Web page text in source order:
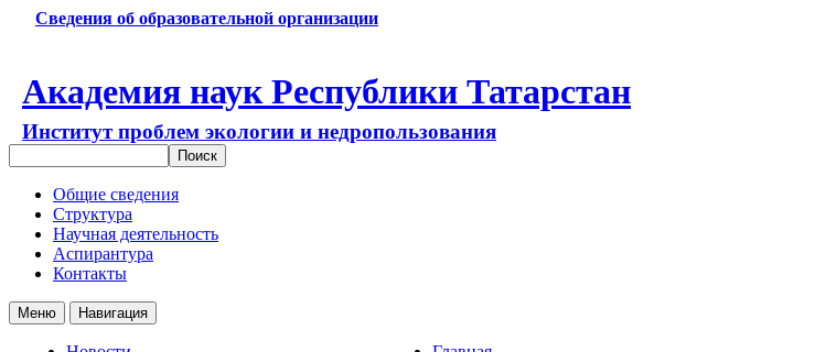
Сведения об образовательной организации
Академия наук Республики Татарстан
Институт проблем экологии и недропользования
Общие сведения
Структура
Научная деятельность
Аспирантура
Контакты
Меню Навигация